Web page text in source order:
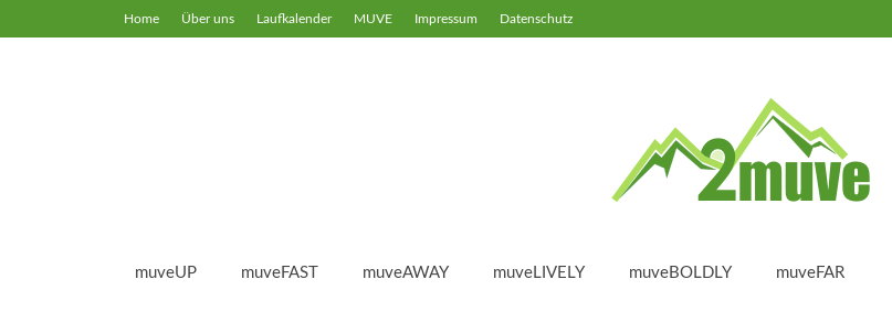
Home Über uns Laufkalender MUVE Impressum Datenschutz
muveUP muveFAST muveAWAY muveLIVELY muveBOLDLY muveFAR